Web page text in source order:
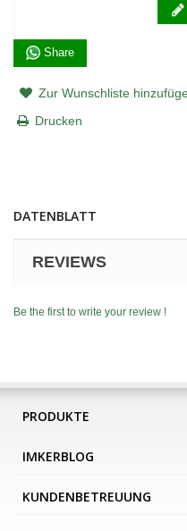
Share
Zur Wunschliste
Drucken
DATENBLATT
REVIEWS
Be the first to write your review !
PRODUKTE
IMKERBLOG
KUNDENBETREUUNG